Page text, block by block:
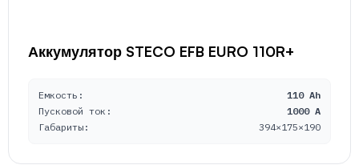
Аккумулятор STECO EFB EURO 110R+
Емкость:
110 Ah
Пусковой ток:
1000 A
Габариты:
394×175×190